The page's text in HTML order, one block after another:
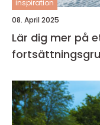
inspiration
08. April 2025
Lär dig mer på